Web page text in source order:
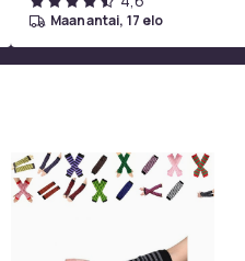
maanantai, 17 elo